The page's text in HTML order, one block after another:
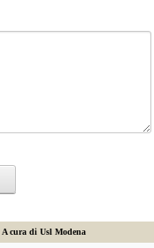
A cura di Usl Modena